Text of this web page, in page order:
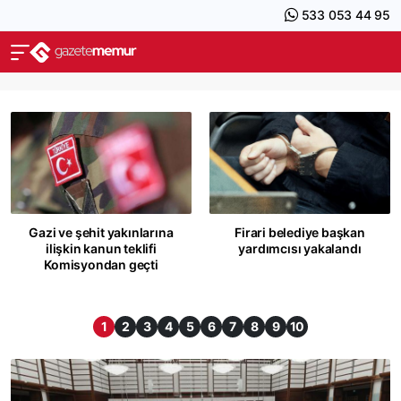
533 053 44 95
Gazi ve şehit yakınlarına
ilişkin kanun teklifi
Komisyondan geçti
Firari belediye başkan
yardımcısı yakalandı
1 2 3 4 5 6 7 8 9 10